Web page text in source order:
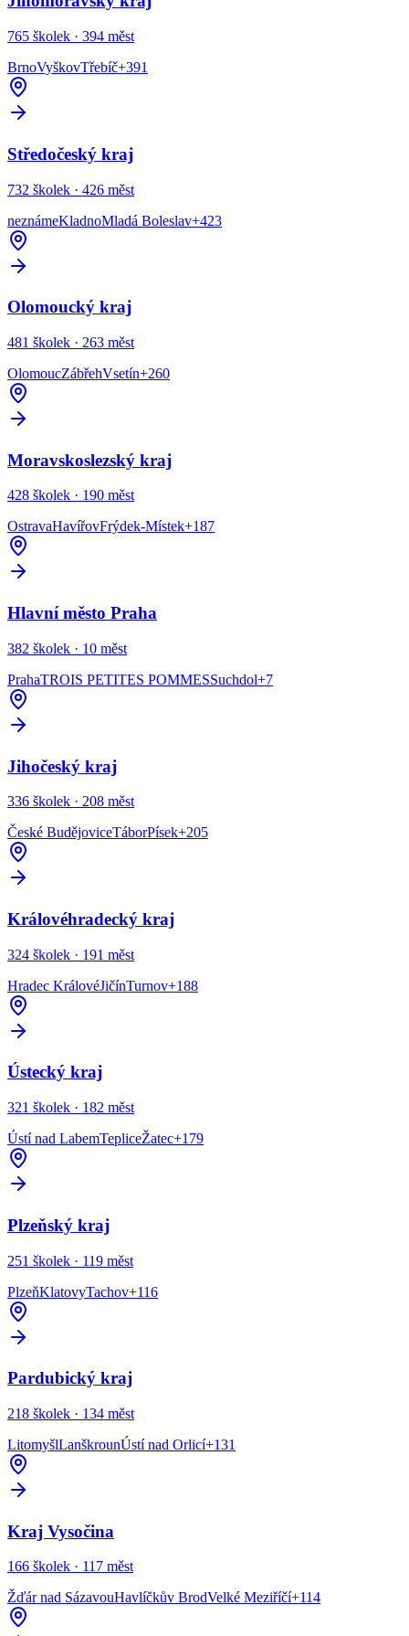
765 školek · 394 měst
BrnoVyškovTřebíč+391
Středočeský kraj
732 školek · 426 měst
neznámeKladnoMladá Boleslav+423
Olomoucký kraj
481 školek · 263 měst
OlomoucZábřehVsetín+260
Moravskoslezský kraj
428 školek · 190 měst
OstravaHavířovFrýdek-Místek+187
Hlavní město Praha
382 školek · 10 měst
PrahaTROIS PETITES POMMESSuchdol+7
Jihočeský kraj
336 školek · 208 měst
České BudějoviceTáborPísek+205
Královéhradecký kraj
324 školek · 191 měst
Hradec KrálovéJičínTurnov+188
Ústecký kraj
321 školek · 182 měst
Ústí nad LabemTepliceŽatec+179
Plzeňský kraj
251 školek · 119 měst
PlzeňKlatovyTachov+116
Pardubický kraj
218 školek · 134 měst
LitomyšlLanškrounÚstí nad Orlicí+131
Kraj Vysočina
166 školek · 117 měst
Žďár nad SázavouHavlíčkův BrodVelké Meziříčí+114